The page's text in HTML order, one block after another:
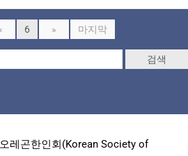
6 » 마지막
검색
레곤한인회(Korean Society of